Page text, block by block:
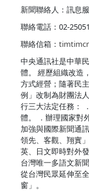
新聞聯絡人：訊息
聯絡電話：02-
聯絡信箱：
中央通訊社是中華
體。 經歷組織改造
方式經營；隨著民
例」改制為財團法
行三大法定任務：
體。 ．辦理國家對
加強與國際新聞通
領先、客觀、翔實
英、日文即時對外
台灣唯一多語文新
從台灣民眾延伸至
窗」。